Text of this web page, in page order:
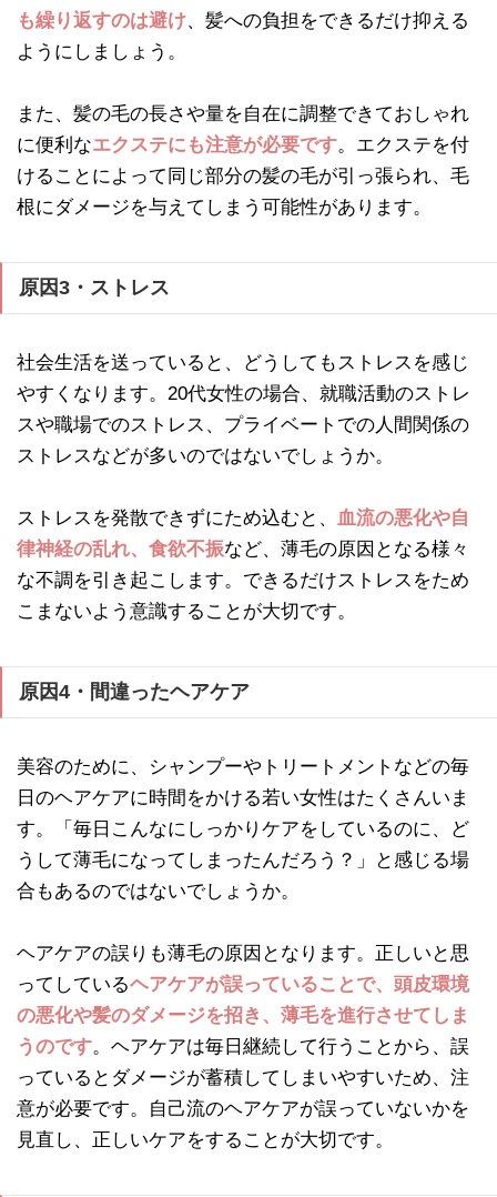
も繰り返すのは避け、髪への負担をできるだけ抑える
ようにしましょう。
また、髪の毛の長さや量を自在に調整できておしゃれ
に便利なエクステにも注意が必要です。エクステを付
けることによって同じ部分の髪の毛が引っ張られ、毛
根にダメージを与えてしまう可能性があります。
原因3・ストレス
社会生活を送っていると、どうしてもストレスを感じ
やすくなります。20代女性の場合、就職活動のストレ
スや職場でのストレス、プライベートでの人間関係の
ストレスなどが多いのではないでしょうか。
ストレスを発散できずにため込むと、 血流の悪化や自
律神経の乱れ、食欲不振など、薄毛の原因となる様々
な不調を引き起こします。できるだけストレスをため
こまないよう意識することが大切です。
原因4・間違ったヘアケア
美容のために、シャンプーやトリートメントなどの毎
日のヘアケアに時間をかける若い女性はたくさんいま
す。「毎日こんなにしっかりケアをしているのに、ど
うして薄毛になってしまったんだろう？」と感じる場
合もあるのではないでしょうか。
ヘアケアの誤りも薄毛の原因となります。正しいと思
ってしているヘアケアが誤っていることで、頭皮環境
の悪化や髪のダメージを招き、薄毛を進行させてしま
うのです。ヘアケアは毎日継続して行うことから、誤
っているとダメージが蓄積してしまいやすいため、注
意が必要です。自己流のヘアケアが誤っていないかを
見直し、正しいケアをすることが大切です。